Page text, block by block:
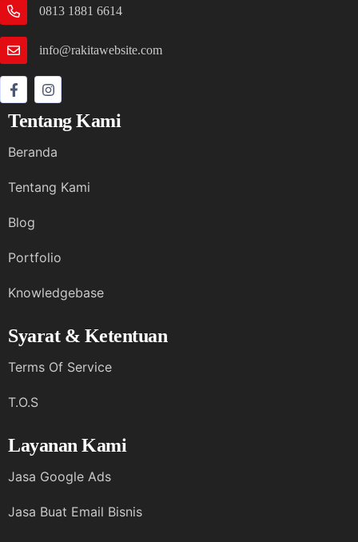
0813 1881 6614
info@rakitawebsite.com
Tentang Kami
Beranda
Tentang Kami
Blog
Portfolio
Knowledgebase
Syarat & Ketentuan
Terms Of Service
T.O.S
Layanan Kami
Jasa Google Ads
Jasa Buat Email Bisnis